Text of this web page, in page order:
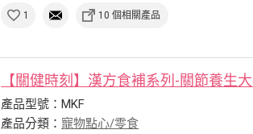
1 10 個相關產品
【關健時刻】漢方食補系列-關節養生
產品型號：MKF
產品分類：寵物點心/零食